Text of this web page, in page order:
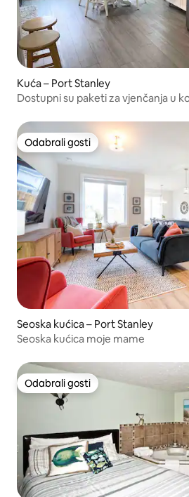
Kuća – Port Stanley
Dostupni su paketi za vjenčanja u
Odabrali gosti
Odabrali gosti
Seoska kućica – Port Stanley
Seoska kućica moje mame
Odabrali gosti
Odabrali gosti